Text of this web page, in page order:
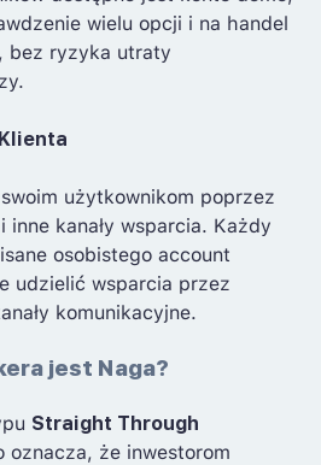
wielu opcji i na handel
bez ryzyka utraty
użytkownikom poprzez
kanały wsparcia. Każdy
osobistego account
udzielić wsparcia przez
komunikacyjne.
jest Naga?
Straight Through
oznacza, że inwestorom